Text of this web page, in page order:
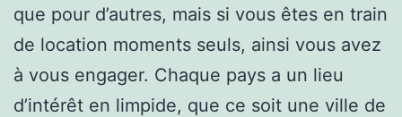
que pour d’autres, mais si vous êtes en train
de location moments seuls, ainsi vous avez
à vous engager. Chaque pays a un lieu
d’intérêt en limpide, que ce soit une ville de